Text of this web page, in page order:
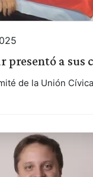
presentó a sus
de la Unión